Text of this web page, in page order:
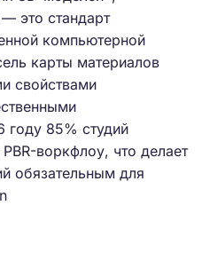
это стандарт
компьютерной
карты материалов
свойствами
85% студий
воркфлоу, что делает
обязательным для